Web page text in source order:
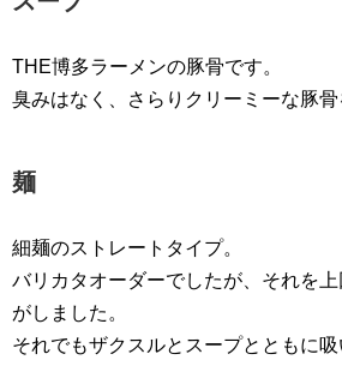
THE博多ラーメンの豚骨です。
臭みはなく、さらりクリーミーな豚骨
麺
細麺のストレートタイプ。
バリカタオーダーでしたが、それを
がしました。
それでもザクスルとスープとともに吸